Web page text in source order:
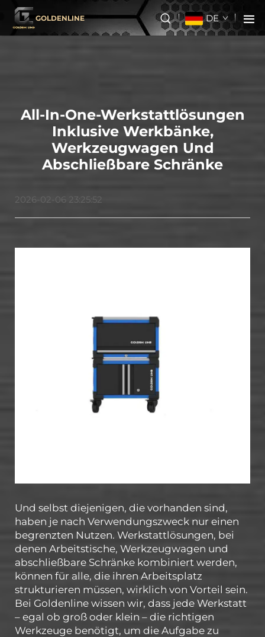
GOLDENLINE DE
All-In-One-Werkstattlösungen
Inklusive Werkbänke,
Werkzeugwagen Und
Abschließbare Schränke
2026-02-06 23:25:52
Und selbst diejenigen, die vorhanden sind,
haben je nach Verwendungszweck nur einen
begrenzten Nutzen. Werkstattlösungen, bei
denen Arbeitstische, Werkzeugwagen und
abschließbare Schränke kombiniert werden,
können für alle, die ihren Arbeitsplatz
strukturieren müssen, wirklich von Vorteil sein.
Bei Goldenline wissen wir, dass jede Werkstatt
– egal ob groß oder klein – die richtigen
Werkzeuge benötigt, um die Aufgabe zu